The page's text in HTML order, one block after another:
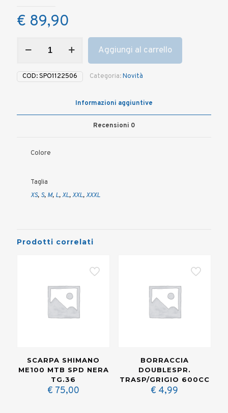
€ 89,90
DONNA
KELLY
THERMAL
Aggiungi al carrello
COD:SPO1122506 Categoria:Novità
Informazioni aggiuntive
Recensioni 0
Colore
Taglia
XS, S, M, L,XL,XXL,XXXL
Prodotti correlati
SCARPA SHIMANO
ME100 MTB SPD NERA
TG.36
€ 75,00
BORRACCIA
DOUBLESPR.
TRASP/GRIGIO 600CC
€ 4,99